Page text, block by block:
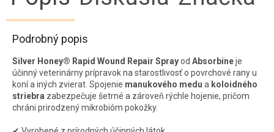
Podrobný popis
Silver Honey® Rapid Wound Repair Sprayod Absorbineje
účinný veterinárny prípravok na starostlivosť o povrchové rany u
koní a iných zvierat. Spojenie manukového medu a koloidného
striebra zabezpečuje šetrné a zároveň rýchle hojenie, pričom
chráni prirodzený mikrobióm pokožky.